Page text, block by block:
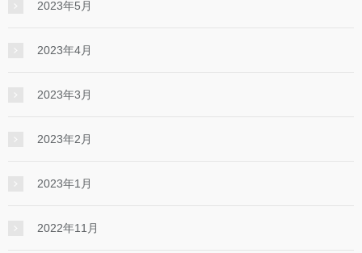
2023年5月
2023年4月
2023年3月
2023年2月
2023年1月
2022年11月